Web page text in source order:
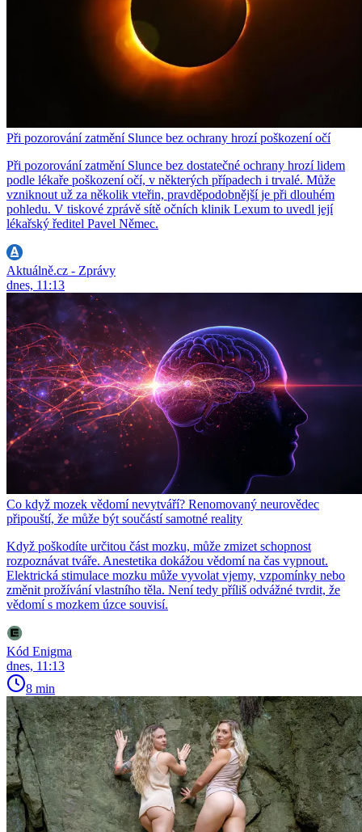
Při pozorování zatmění Slunce bez ochrany hrozí poškození očí
Při pozorování zatmění Slunce bez dostatečné ochrany hrozí lidem
podle lékaře poškození očí, v některých případech i trvalé. Může
vzniknout už za několik vteřin, pravděpodobnější je při dlouhém
pohledu. V tiskové zprávě sítě očních klinik Lexum to uvedl její
lékařský ředitel Pavel Němec.
Aktuálně.cz - Zprávy
dnes, 11:13
Co když mozek vědomí nevytváří? Renomovaný neurovědec
připouští, že může být součástí samotné reality
Když poškodíte určitou část mozku, může zmizet schopnost
rozpoznávat tváře. Anestetika dokážou vědomí na čas vypnout.
Elektrická stimulace mozku může vyvolat vjemy, vzpomínky nebo
změnit prožívání vlastního těla. Není tedy příliš odvážné tvrdit, že
vědomí s mozkem úzce souvisí.
Kód Enigma
dnes, 11:13
8 min